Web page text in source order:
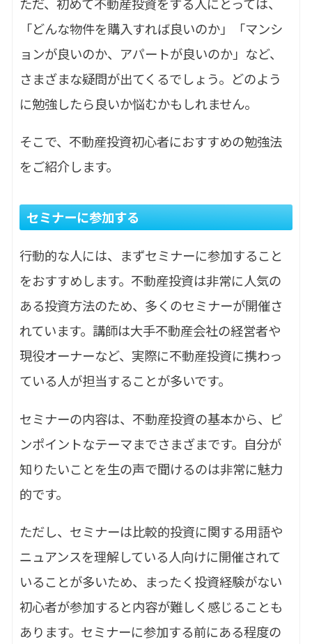
「どんな物件を購入すれば良いのか」「マンシ
ョンが良いのか、アパートが良いのか」など、
さまざまな疑問が出てくるでしょう。どのよう
に勉強したら良いか悩むかもしれません。
そこで、不動産投資初心者におすすめの勉強法
をご紹介します。
セミナーに参加する
行動的な人には、まずセミナーに参加すること
をおすすめします。不動産投資は非常に人気の
ある投資方法のため、多くのセミナーが開催さ
れています。講師は大手不動産会社の経営者や
現役オーナーなど、実際に不動産投資に携わっ
ている人が担当することが多いです。
セミナーの内容は、不動産投資の基本から、ピ
ンポイントなテーマまでさまざまです。自分が
知りたいことを生の声で聞けるのは非常に魅力
的です。
ただし、セミナーは比較的投資に関する用語や
ニュアンスを理解している人向けに開催されて
いることが多いため、まったく投資経験がない
初心者が参加すると内容が難しく感じることも
あります。セミナーに参加する前にある程度の